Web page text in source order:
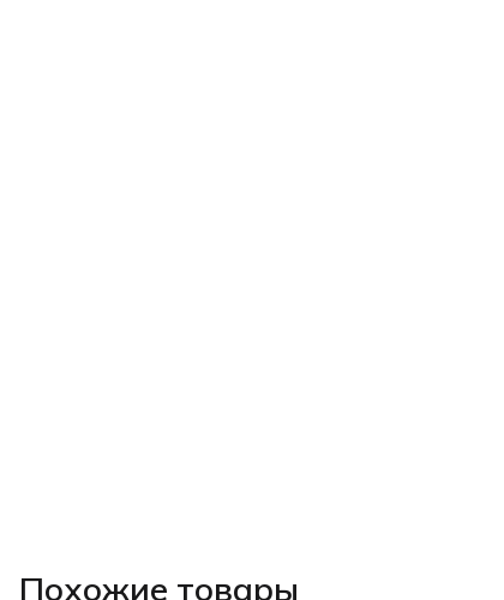
Похожие товары